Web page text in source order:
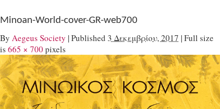
Minoan-World-cover-GR-web700
By Aegeus Society |Published 3 Δεκεμβρίου, 2017 |Full size
is 665 × 700 pixels